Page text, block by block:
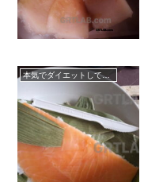
本気でダイエットしてみる60日間！